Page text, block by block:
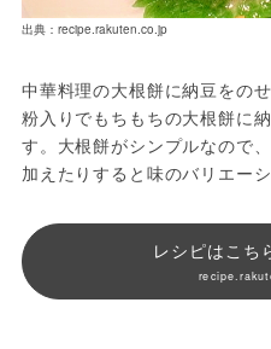
出典：recipe.rakuten.co.jp
中華料理の大根餅に納豆をの
粉入りでもちもちの大根餅に
す。大根餅がシンプルなので
加えたりすると味のバリエー
レシピはこち